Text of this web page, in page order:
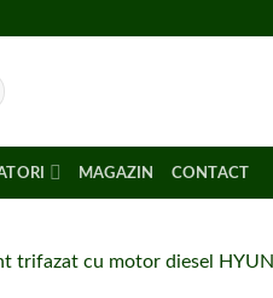
MAGAZIN CONTACT